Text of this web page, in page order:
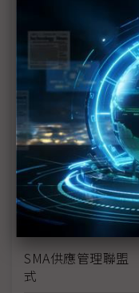
共乘便捷運輸 創造
兩岸運籌歷史回顧
供應管理聯盟開
雲端供應鏈協同
物流科技化 朝向
球運籌邁進
從日月光e-Hub看
SMA供應管理聯
式